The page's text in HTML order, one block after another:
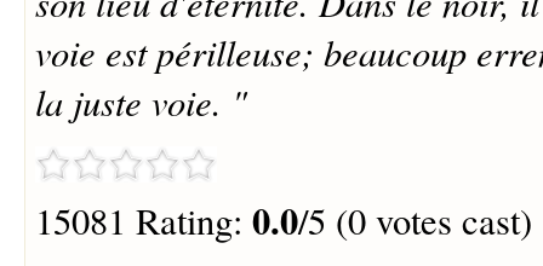
voie est périlleuse; beaucoup
la juste voie. "
15081 Rating: 0.0/5 (0 votes cast)